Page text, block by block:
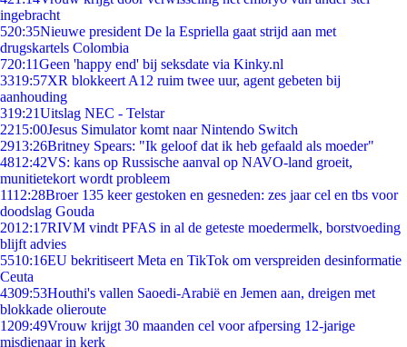
ingebracht
520:35Nieuwe president De la Espriella gaat strijd aan met
drugskartels Colombia
720:11Geen 'happy end' bij seksdate via Kinky.nl
3319:57XR blokkeert A12 ruim twee uur, agent gebeten bij
aanhouding
319:21Uitslag NEC - Telstar
2215:00Jesus Simulator komt naar Nintendo Switch
2913:26Britney Spears: "Ik geloof dat ik heb gefaald als moeder"
4812:42VS: kans op Russische aanval op NAVO-land groeit,
munitietekort wordt probleem
1112:28Broer 135 keer gestoken en gesneden: zes jaar cel en tbs voor
doodslag Gouda
2012:17RIVM vindt PFAS in al de geteste moedermelk, borstvoeding
blijft advies
5510:16EU bekritiseert Meta en TikTok om verspreiden desinformatie
Ceuta
4309:53Houthi's vallen Saoedi-Arabië en Jemen aan, dreigen met
blokkade olieroute
1209:49Vrouw krijgt 30 maanden cel voor afpersing 12-jarige
misdienaar in kerk